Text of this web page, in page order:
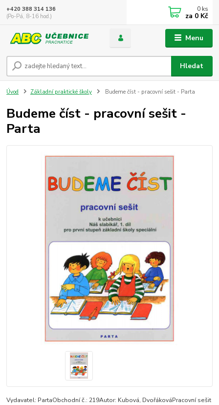
Menu
Hledat
+420 388 314 136
(Po-Pá, 8-16 hod.)
0 ks
za 0 Kč
Úvod Základní praktické školy Budeme číst - pracovní sešit - Parta
Budeme číst - pracovní sešit -
Parta
Vydavatel: PartaObchodní č.: 219Autor: Kubová, DvořákováPracovní sešit